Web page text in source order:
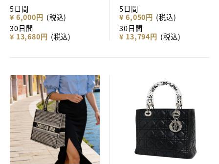
5日間
¥ 6,000円 (税込)
30日間
¥ 13,680円 (税込)
5日間
¥ 6,050円 (税込)
30日間
¥ 13,794円 (税込)